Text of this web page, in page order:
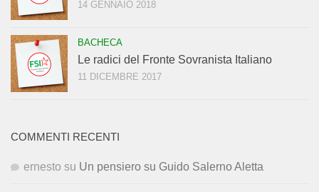
14 GENNAIO 2018
BACHECA
Le radici del Fronte Sovranista Italiano
11 DICEMBRE 2017
COMMENTI RECENTI
ernesto su Un pensiero su Guido Salerno Aletta